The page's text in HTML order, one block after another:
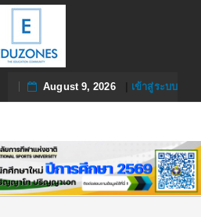
August 9, 2026| เข้าสู่ระบบ